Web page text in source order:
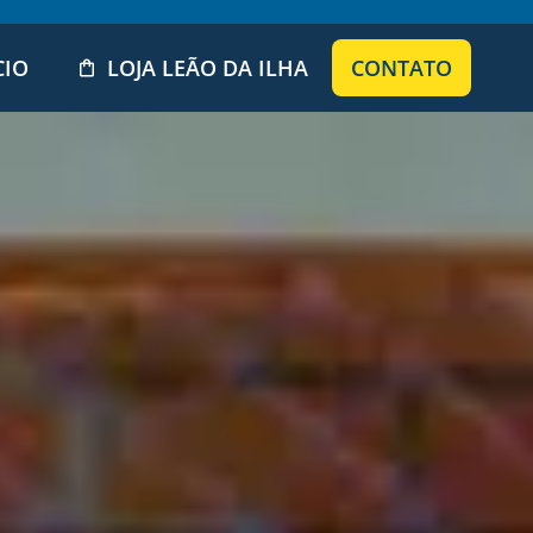
LOJA LEÃO DA ILHA CONTATO